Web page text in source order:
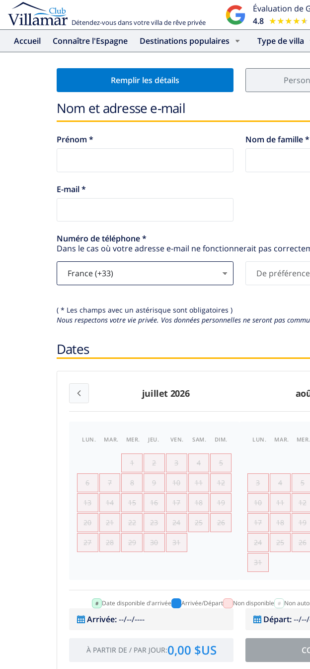
Détendez-vous dans votre villa de rêve privée
Évaluation de
4.8 ★★★★★
★★★★★
Accueil Connaître l'Espagne Destinations populaires Type de villa
Remplir les détails
Nom et adresse e-mail
Prénom * Nom de famille *
E-mail *
Numéro de téléphone *
Dans le cas où votre adresse e-mail ne fonctionnerait pas
( * Les champs avec un astérisque sont obligatoires )
Nous respectons votre vie privée. Vos données personnelles ne seront pas
Dates
juillet 2026
LUN. MAR. MER. JEU. VEN. SAM. DIM.
1 2 3 4 5
6 7 8 9 10 11 12
13 14 15 16 17 18 19
20 21 22 23 24 25 26
27 28 29 30 31
LUN. MAR. MER.
3 4 5
10 11 12
17 18 19
24 25 26
31
Date disponible d'arrivée Arrivée/Départ Non disponible Non
Arrivée:--/--/---- Départ:
À PARTIR DE / PAR JOUR:0,00 $US